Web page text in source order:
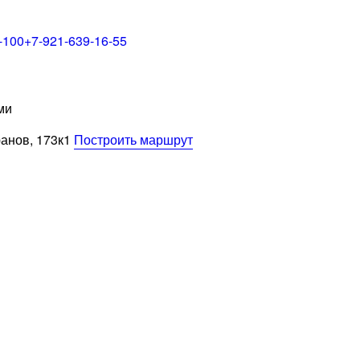
+7-921-639-16-55
173к1 Построить маршрут